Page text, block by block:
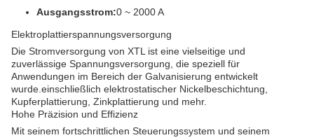
Ausgangsstrom:0 ~ 2000 A
Elektroplattierspannungsversorgung
Die Stromversorgung von XTL ist eine vielseitige und
zuverlässige Spannungsversorgung, die speziell für
Anwendungen im Bereich der Galvanisierung entwickelt
wurde.einschließlich elektrostatischer Nickelbeschichtung,
Kupferplattierung, Zinkplattierung und mehr.
Hohe Präzision und Effizienz
Mit seinem fortschrittlichen Steuerungssystem und seinem